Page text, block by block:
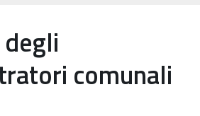
comunali